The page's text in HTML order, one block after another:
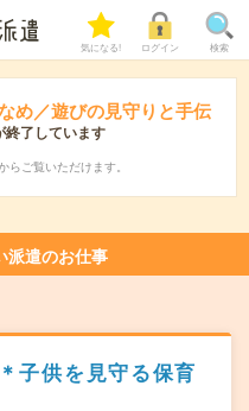
気になる! ログイン 検索
め／遊びの見守りと手伝
終了しています
からご覧いただけます。
派遣のお仕事
子供を見守る保育